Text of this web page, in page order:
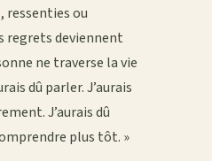
ressenties ou
regrets deviennent
ne traverse la vie
dû parler. J’aurais
J’aurais dû
plus tôt. »